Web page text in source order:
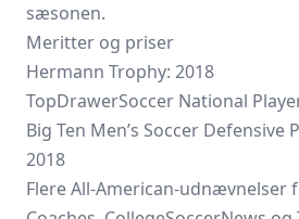
sæsonen.
Meritter og priser
Hermann Trophy: 2018
TopDrawerSoccer National
Big Ten Men’s Soccer Defensive
2018
Flere All-American-udnævnelser